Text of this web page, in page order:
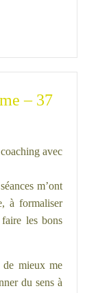
– 37
avec
m’ont
à formaliser
les bons
de mieux me
du sens à